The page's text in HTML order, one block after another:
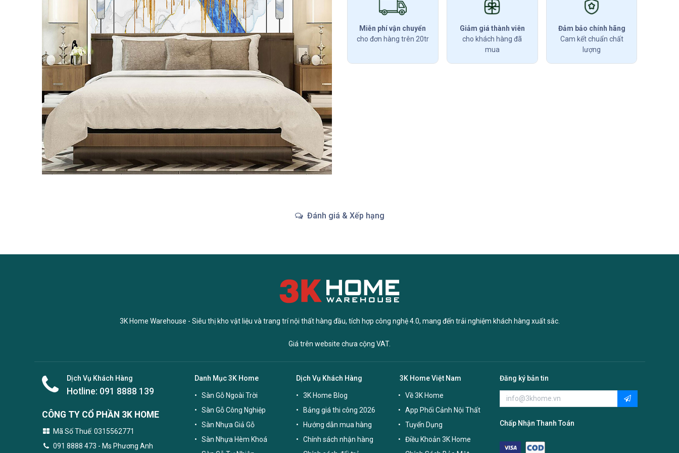
Miễn phí vận chuyển
cho đơn hàng trên 20tr
Giảm giá thành viên
cho khách hàng đã
mua
Đảm bảo chính hãng
Cam kết chuẩn chất
lượng
Đánh giá & Xếp hạng
3K Home Warehouse - Siêu thị kho vật liệu và trang trí nội thất hàng đầu, tích hợp công nghệ 4.0, mang đến trải nghiệm khách hàng xuất sắc.
Giá trên website chưa cộng VAT.
Dịch Vụ Khách Hàng
Hotline: 091 8888 139
CÔNG TY CỔ PHẦN 3K HOME
Mã Số Thuế: 0315562771
091 8888 473 - Ms Phương Anh
Danh Mục 3K Home
Sàn Gỗ Ngoài Trời
Sàn Gỗ Công Nghiệp
Sàn Nhựa Giả Gỗ
Sàn Nhựa Hèm Khoá
Dịch Vụ Khách Hàng
3K Home Blog
Bảng giá thi công 2026
Hướng dẫn mua hàng
Chính sách nhận hàng
3K Home Việt Nam
Về 3K Home
App Phối Cảnh Nội Thất
Tuyển Dụng
Điều Khoản 3K Home
Đăng ký bản tin
Chấp Nhận Thanh Toán